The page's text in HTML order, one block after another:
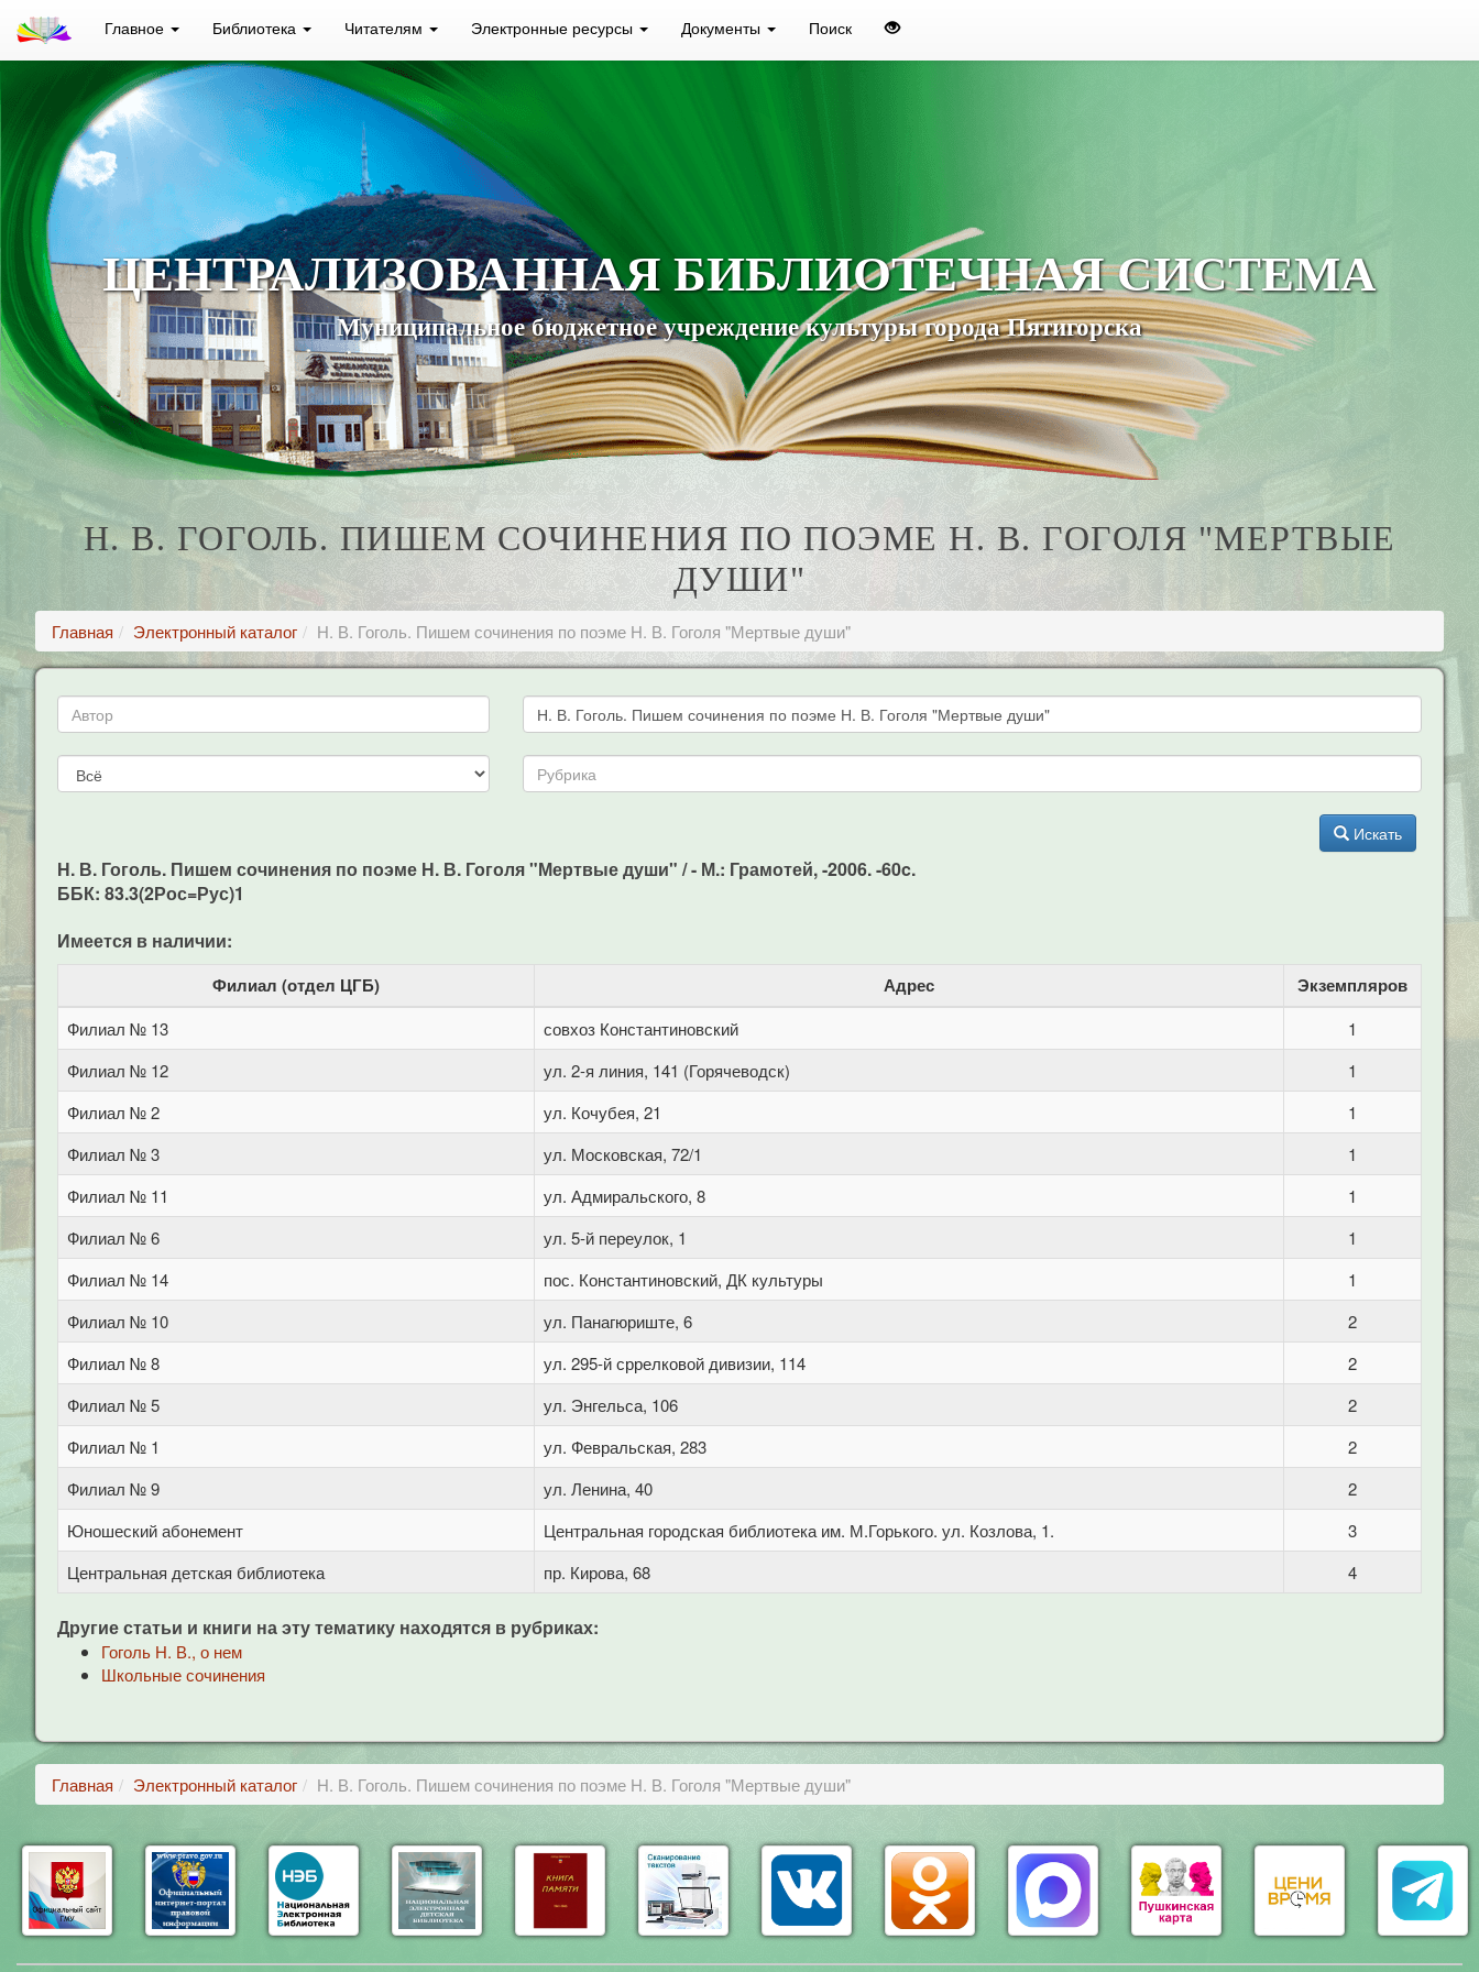
Главное Библиотека Читателям Электронные ресурсы Документы Поиск
ЦЕНТРАЛИЗОВАННАЯ БИБЛИОТЕЧНАЯ СИСТЕМА
Муниципальное бюджетное учреждение культуры города Пятигорска
Н. В. ГОГОЛЬ. ПИШЕМ СОЧИНЕНИЯ ПО ПОЭМЕ Н. В. ГОГОЛЯ "МЕРТВЫЕ
ДУШИ"
Главная Электронный каталог Н. В. Гоголь. Пишем сочинения по поэме Н. В. Гоголя "Мертвые души"
Искать
Н. В. Гоголь. Пишем сочинения по поэме Н. В. Гоголя "Мертвые души" / - М.: Грамотей, -2006. -60c.
ББК: 83.3(2Рос=Рус)1
Имеется в наличии:
Филиал (отдел ЦГБ) Адрес Экземпляров
Филиал № 13 совхоз Константиновский
1
Филиал № 12
ул. 2-я линия, 141 (Горячеводск)
1
Филиал № 2
ул. Кочубея, 21
1
Филиал № 3
ул. Московская, 72/1
1
Филиал № 11
ул. Адмиральского, 8
1
Филиал № 6
ул. 5-й переулок, 1
1
Филиал № 14
пос. Константиновский, ДК культуры
1
Филиал № 10
ул. Панагюриште, 6
2
Филиал № 8
ул. 295-й сррелковой дивизии, 114
2
Филиал № 5
ул. Энгельса, 106
2
Филиал № 1
ул. Февральская, 283
2
Филиал № 9
ул. Ленина, 40
2
Юношеский абонемент
Центральная городская библиотека им. М.Горького. ул. Козлова, 1.
3
Центральная детская библиотека
пр. Кирова, 68 4
Другие статьи и книги на эту тематику находятся в рубриках:
Гоголь Н. В., о нем
Школьные сочинения
Главная Электронный каталог Н. В. Гоголь. Пишем сочинения по поэме Н. В. Гоголя "Мертвые души"